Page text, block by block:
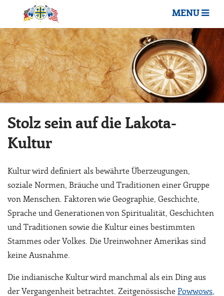
MENU
Stolz sein auf die Lakota-
Kultur
Kultur wird definiert als bewährte Überzeugungen,
soziale Normen, Bräuche und Traditionen einer Gruppe
von Menschen. Faktoren wie Geographie, Geschichte,
Sprache und Generationen von Spiritualität, Geschichten
und Traditionen sowie die Kultur eines bestimmten
Stammes oder Volkes. Die Ureinwohner Amerikas sind
keine Ausnahme.
Die indianische Kultur wird manchmal als ein Ding aus
der Vergangenheit betrachtet. Zeitgenössische Powwows